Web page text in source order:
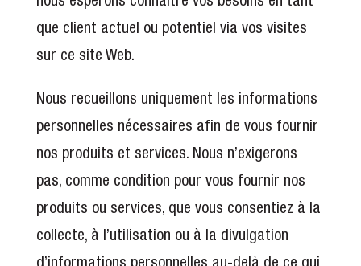
que client actuel ou potentiel via vos visites
sur ce site Web.
Nous recueillons uniquement les informations
personnelles nécessaires afin de vous fournir
nos produits et services. Nous n’exigerons
pas, comme condition pour vous fournir nos
produits ou services, que vous consentiez à la
collecte, à l’utilisation ou à la divulgation
d’informations personnelles au-delà de ce qui